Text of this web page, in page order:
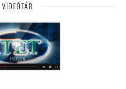
VIDEÓTÁR